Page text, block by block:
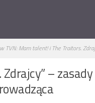
TVN: Mam talent! i The Traitors.
–